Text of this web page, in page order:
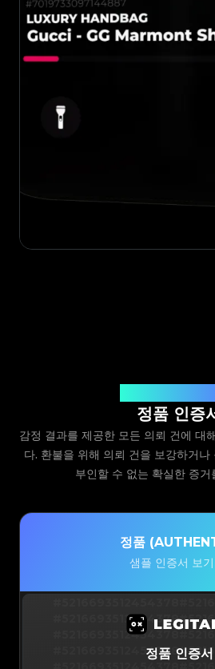
정품 인증
감정 결과를 제공한 모든 의뢰 건에 대
다. 환불을 위해 의뢰 건을 보강하거
부인할 수 없는 확실한 증거
정품
샘플 인증서 보기
#5216693512454378
#5216693512454378
#5216693512454378정품 인증서